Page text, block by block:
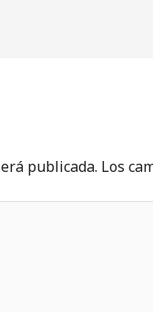
publicada. Los